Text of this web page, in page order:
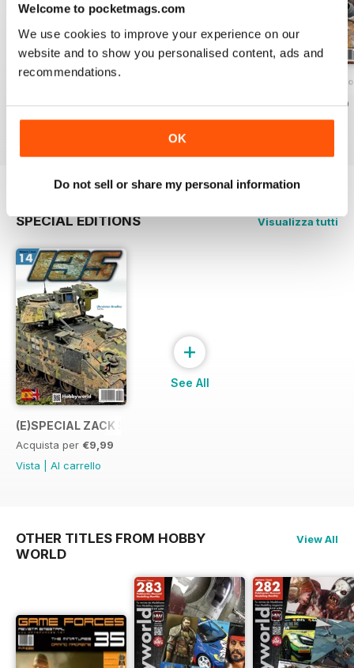
Welcome to pocketmags.com
We use cookies to improve your experience on our
website and to show you personalised content, ads and
recommendations.
OK
Do not sell or share my personal information
Acquista per€7,99
Vista|Al carrello
135 MAGAZINE Nº 11 ESPECIAL
Acquista per€7,99
Vista|Al carrello
135 MAGAZINE
Acquista per€7,99
Vista|Al carrello
SPECIAL EDITIONS Visualizza tutti
(E)SPECIAL ZACK SEX
Acquista per €9,99
Vista
Al carrello
+
See All
OTHER TITLES FROM HOBBY
WORLD
View All